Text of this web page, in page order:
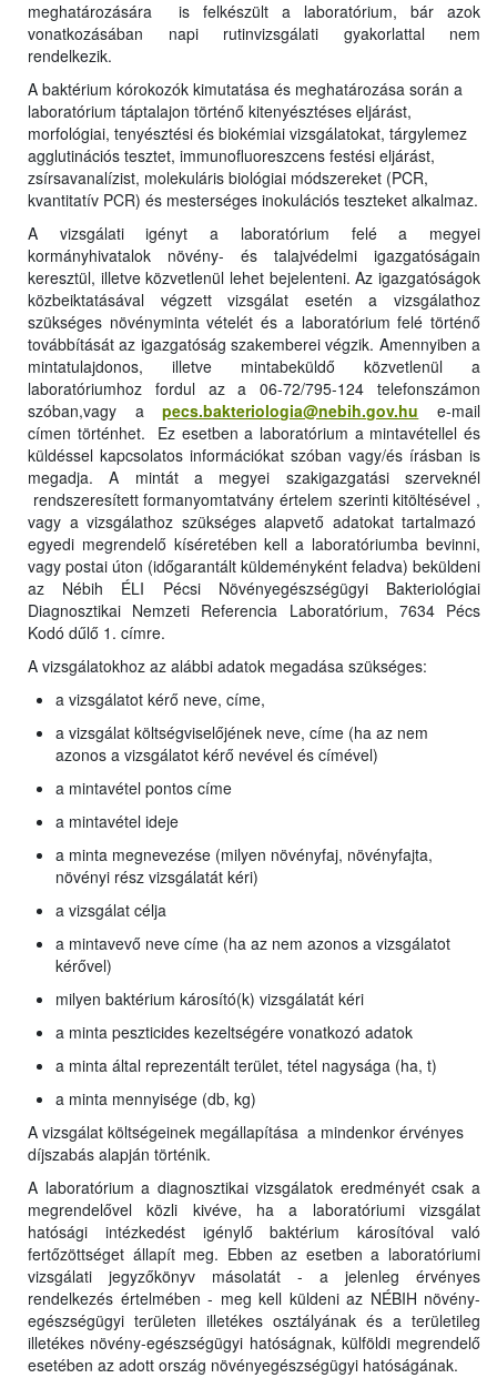
meghatározására is felkészült a laboratórium, bár azok
vonatkozásában napi rutinvizsgálati gyakorlattal nem
rendelkezik.
A baktérium kórokozók kimutatása és meghatározása során a
laboratórium táptalajon történő kitenyésztéses eljárást,
morfológiai, tenyésztési és biokémiai vizsgálatokat, tárgylemez
agglutinációs tesztet, immunofluoreszcens festési eljárást,
zsírsavanalízist, molekuláris biológiai módszereket (PCR,
kvantitatív PCR) és mesterséges inokulációs teszteket alkalmaz.
A vizsgálati igényt a laboratórium felé a megyei
kormányhivatalok növény- és talajvédelmi igazgatóságain
keresztül, illetve közvetlenül lehet bejelenteni. Az igazgatóságok
közbeiktatásával végzett vizsgálat esetén a vizsgálathoz
szükséges növényminta vételét és a laboratórium felé történő
továbbítását az igazgatóság szakemberei végzik. Amennyiben a
mintatulajdonos, illetve mintabeküldő közvetlenül a
laboratóriumhoz fordul az a06-72/795-124 telefonszámon
szóban,vagy apecs.bakteriologia@nebih.gov.hu e-mail
címen történhet. Ez esetben a laboratórium a mintavétellel és
küldéssel kapcsolatos információkat szóban vagy/és írásban is
megadja. A mintát a megyei szakigazgatási szerveknél
rendszeresített formanyomtatvány értelem szerinti kitöltésével ,
vagy a vizsgálathoz szükséges alapvető adatokat tartalmazó
egyedi megrendelő kíséretében kell a laboratóriumba bevinni,
vagy postai úton (időgarantált küldeményként feladva) beküldeni
az Nébih ÉLI Pécsi Növényegészségügyi Bakteriológiai
Diagnosztikai Nemzeti Referencia Laboratórium, 7634 Pécs
Kodó dűlő 1. címre.
A vizsgálatokhoz az alábbi adatok megadása szükséges:
a vizsgálatot kérő neve, címe,
a vizsgálat költségviselőjének neve, címe (ha az nem
azonos a vizsgálatot kérő nevével és címével)
a mintavétel pontos címe
a mintavétel ideje
a minta megnevezése (milyen növényfaj, növényfajta,
növényi rész vizsgálatát kéri)
a vizsgálat célja
a mintavevő neve címe (ha az nem azonos a vizsgálatot
kérővel)
milyen baktérium károsító(k) vizsgálatát kéri
a minta peszticides kezeltségére vonatkozó adatok
a minta által reprezentált terület, tétel nagysága (ha, t)
a minta mennyisége (db, kg)
A vizsgálat költségeinek megállapítása a mindenkor érvényes
díjszabás alapján történik.
A laboratórium a diagnosztikai vizsgálatok eredményét csak a
megrendelővel közli kivéve, ha a laboratóriumi vizsgálat
hatósági intézkedést igénylő baktérium károsítóval való
fertőzöttséget állapít meg. Ebben az esetben a laboratóriumi
vizsgálati jegyzőkönyv másolatát - a jelenleg érvényes
rendelkezés értelmében - meg kell küldeni az NÉBIH növény-
egészségügyi területen illetékes osztályának és a területileg
illetékes növény-egészségügyi hatóságnak, külföldi megrendelő
esetében az adott ország növényegészségügyi hatóságának.